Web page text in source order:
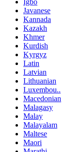
Javanese
Kannada
Kazakh
Khmer
Kurdish
Kyrgyz
Latin
Latvian
Lithuanian
Luxembou..
Macedonian
Malagasy
Malay
Malayalam
Maltese
Maori